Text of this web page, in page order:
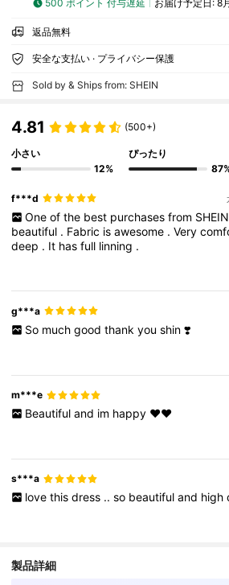
500 ポイント 付与遅延 お届け予定日: 8
返品無料
安全な支払い · プライバシー保護
Sold by & Ships from: SHEIN
4.81 (500+)
小さい
12%
ぴったり
f***d
One of the best purchases from SHEIN
beautiful . Fabric isawesome .Very
deep . It hasfull linning .
g***a
So much good thank you shin ❣️
m***e
Beautiful and im happy ❤️❤️
s***a
love this dress .. so beautiful and high
製品詳細